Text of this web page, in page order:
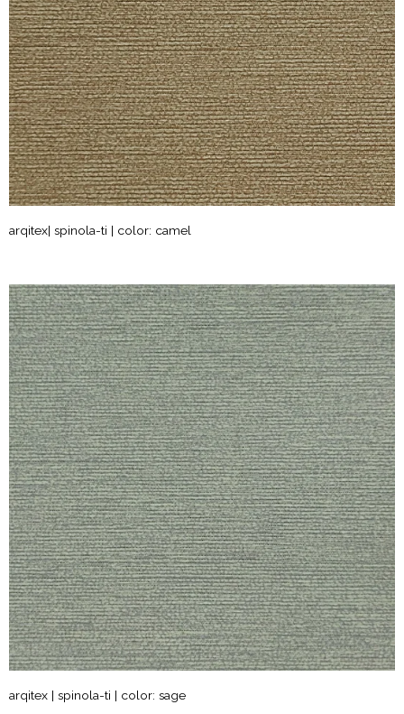
arqitex| spinola-ti | color: camel
arqitex | spinola-ti | color: sage